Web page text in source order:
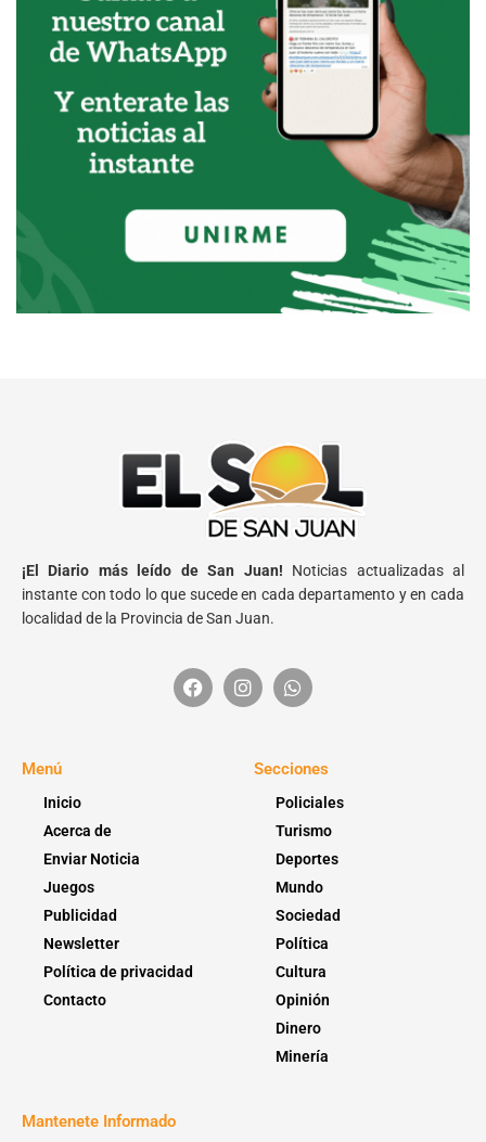
¡El Diario más leído de San Juan! Noticias actualizadas al
instante con todo lo que sucede en cada departamento y en cada
localidad de la Provincia de San Juan.
Menú
Inicio
Acerca de
Enviar Noticia
Juegos
Publicidad
Newsletter
Política de privacidad
Contacto
Secciones
Policiales
Turismo
Deportes
Mundo
Sociedad
Política
Cultura
Opinión
Dinero
Minería
Mantenete Informado